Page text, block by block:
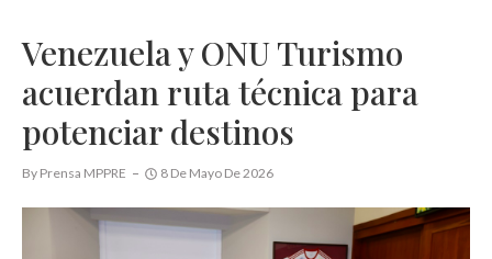
Venezuela y ONU Turismo
acuerdan ruta técnica para
potenciar destinos
By Prensa MPPRE 8 De Mayo De 2026